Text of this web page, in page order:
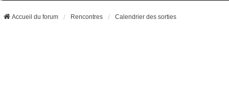
Accueil du forum Rencontres Calendrier des sorties